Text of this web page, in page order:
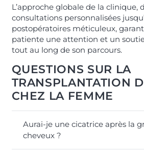
L’approche globale de la clinique,
consultations personnalisées
postopératoires méticuleux,
patiente une attention et un
tout au long de son parcours.
QUESTIONS SUR LA
TRANSPLANTATION
CHEZ LA FEMME
Aurai-je une cicatrice après la
cheveux ?